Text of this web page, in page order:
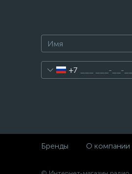
+7
Бренды О компании